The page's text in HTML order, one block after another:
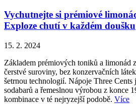
Vychutnejte si prémiové
Exploze chutí v každém doušku
15. 2. 2024
Základem prémiových toniků a limonád
čerstvé suroviny, bez konzervačních
šetrnou technologií. Nápoje Three
sodabarů a řemeslnou výrobou z konce
kombinace v té nejryzejší podobě. Více